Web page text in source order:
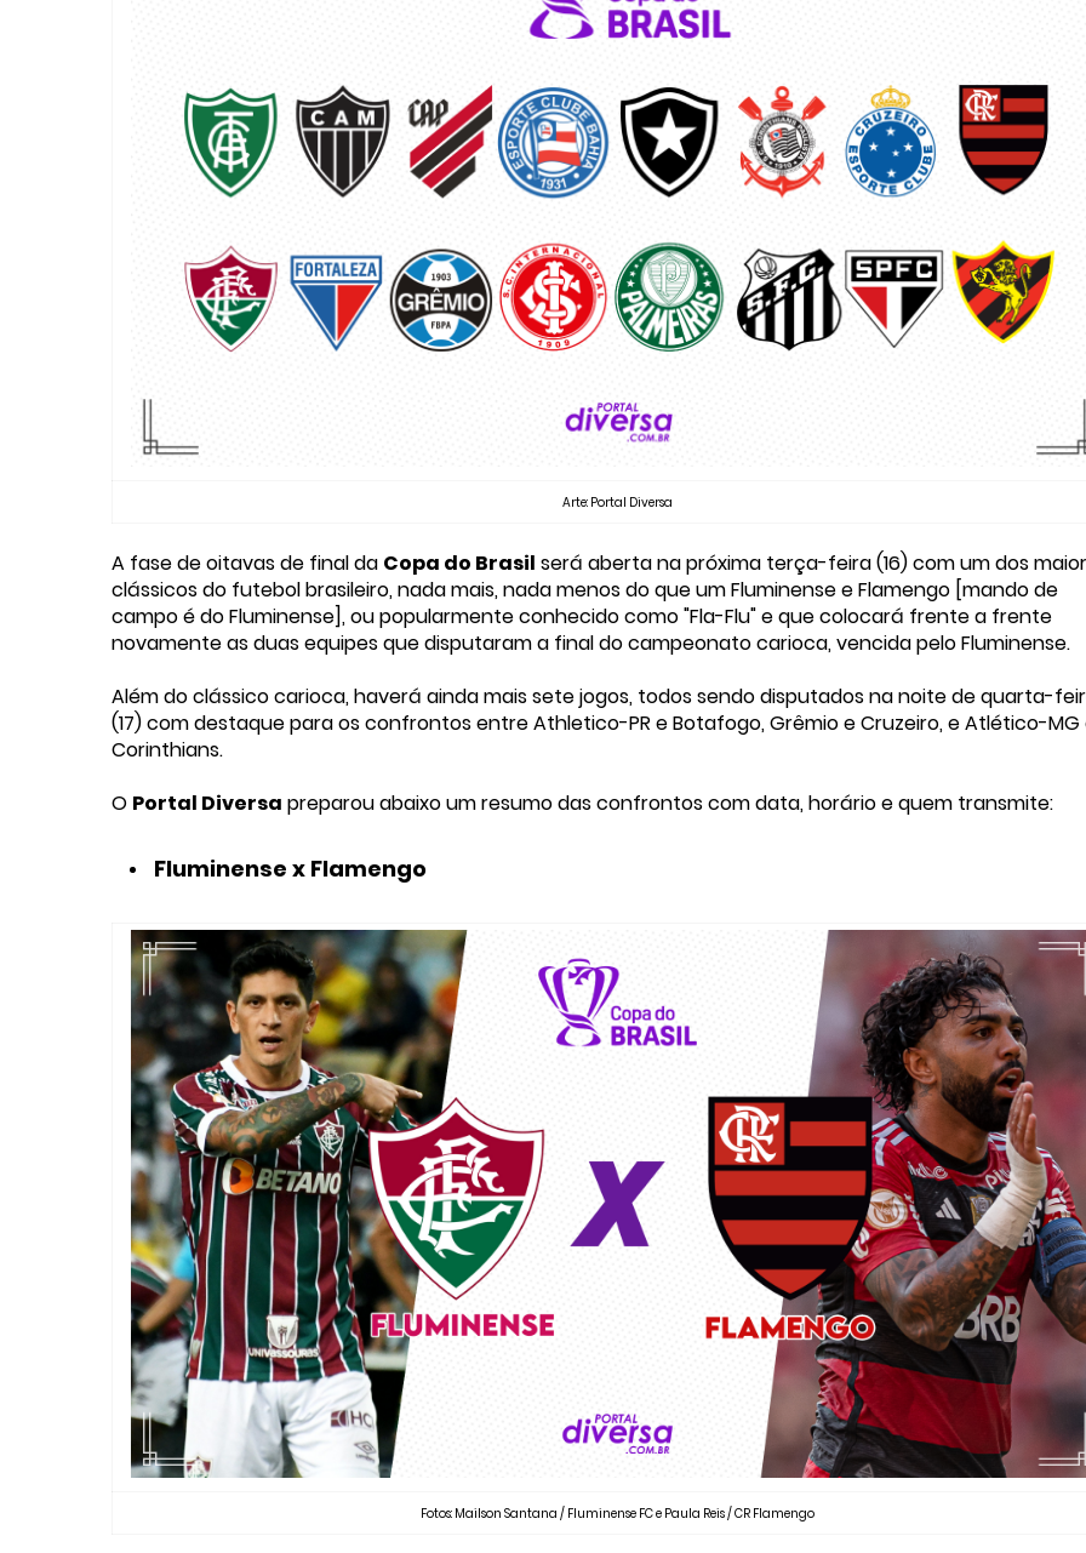
Arte: Portal Diversa
A fase de oitavas de final da Copa do Brasil será aberta na próxima terça-feira (16) com um dos
clássicos do futebol brasileiro, nada mais, nada menos do que um Fluminense e Flamengo [mando de
campo é do Fluminense], ou popularmente conhecido como "Fla-Flu" e que colocará frente a frente
novamente as duas equipes que disputaram a final do campeonato carioca, vencida pelo Fluminense.
Além do clássico carioca, haverá ainda mais sete jogos, todos sendo disputados na noite de quarta-
(17) com destaque para os confrontos entre Athletico-PR e Botafogo, Grêmio e Cruzeiro, e Atlético-MG
Corinthians.
O Portal Diversa preparou abaixo um resumo das confrontos com data, horário e quem transmite:
Fluminense x Flamengo
Fotos: Mailson Santana / Fluminense FC e Paula Reis / CR Flamengo